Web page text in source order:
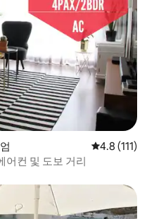
평점 4.8점(5
4.8 (111)
어컨 및 도보 거리